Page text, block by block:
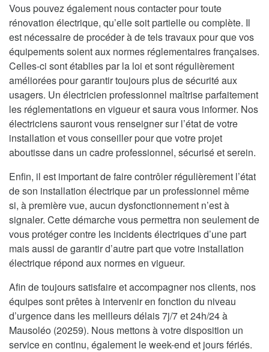
Vous pouvez également nous contacter pour toute
rénovation électrique, qu’elle soit partielle ou complète. Il
est nécessaire de procéder à de tels travaux pour que vos
équipements soient aux normes réglementaires françaises.
Celles-ci sont établies par la loi et sont régulièrement
améliorées pour garantir toujours plus de sécurité aux
usagers. Un électricien professionnel maîtrise parfaitement
les réglementations en vigueur et saura vous informer. Nos
électriciens sauront vous renseigner sur l’état de votre
installation et vous conseiller pour que votre projet
aboutisse dans un cadre professionnel, sécurisé et serein.
Enfin, il est important de faire contrôler régulièrement l’état
de son installation électrique par un professionnel même
si, à première vue, aucun dysfonctionnement n’est à
signaler. Cette démarche vous permettra non seulement de
vous protéger contre les incidents électriques d’une part
mais aussi de garantir d’autre part que votre installation
électrique répond aux normes en vigueur.
Afin de toujours satisfaire et accompagner nos clients, nos
équipes sont prêtes à intervenir en fonction du niveau
d’urgence dans les meilleurs délais 7j/7 et 24h/24 à
Mausoléo (20259). Nous mettons à votre disposition un
service en continu, également le week-end et jours fériés.